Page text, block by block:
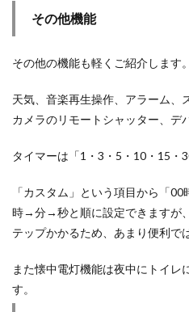
その他機能
その他の機能も軽くご紹介します。
天気、音楽再生操作、アラーム、
カメラのリモートシャッター、デ
タイマーは「1・3・5・10・15・
「カスタム」という項目から「00
時→分→秒と順に設定できますが
テップかかるため、あまり便利で
また懐中電灯機能は夜中にトイレ
す。